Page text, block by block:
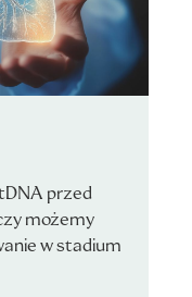
przed
możemy
w stadium